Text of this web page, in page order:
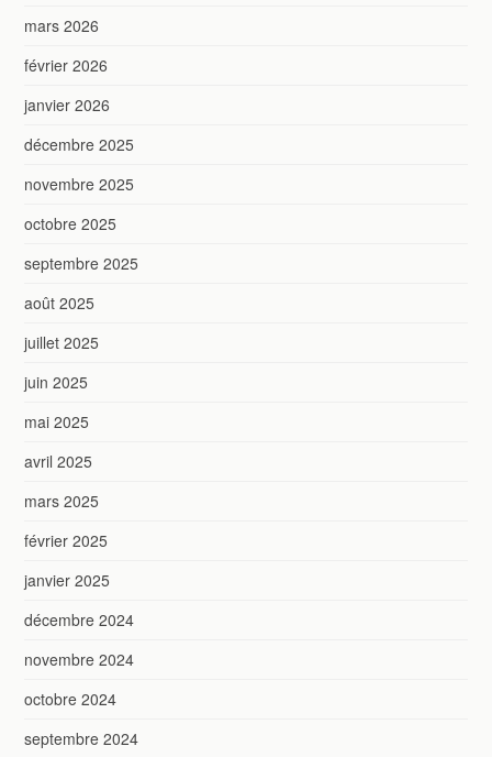
mars 2026
février 2026
janvier 2026
décembre 2025
novembre 2025
octobre 2025
septembre 2025
août 2025
juillet 2025
juin 2025
mai 2025
avril 2025
mars 2025
février 2025
janvier 2025
décembre 2024
novembre 2024
octobre 2024
septembre 2024